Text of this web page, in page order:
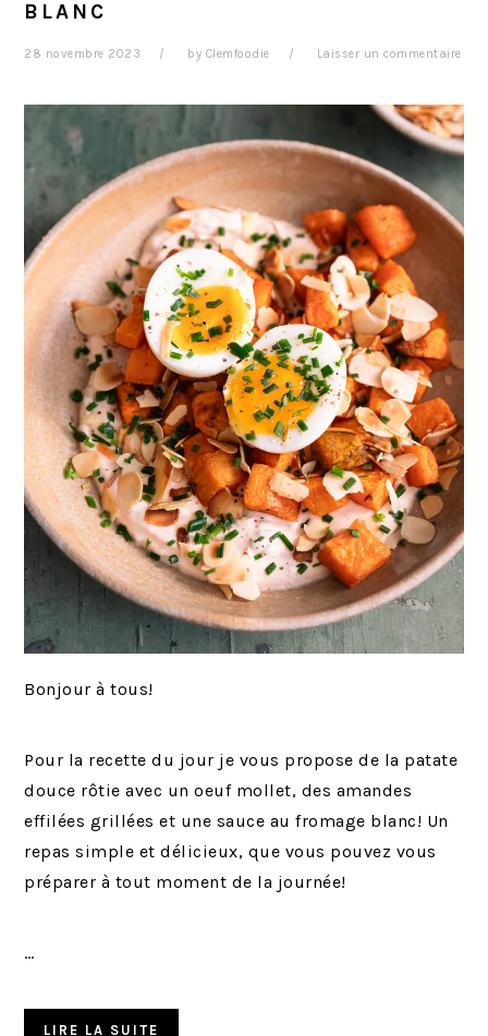
BLANC
28 novembre 2023 by Clemfoodie Laisser un commentaire
Bonjour à tous!
Pour la recette du jour je vous propose de la patate
douce rôtie avec un oeuf mollet, des amandes
effilées grillées et une sauce au fromage blanc! Un
repas simple et délicieux, que vous pouvez vous
préparer à tout moment de la journée!
…
LIRE LA SUITE